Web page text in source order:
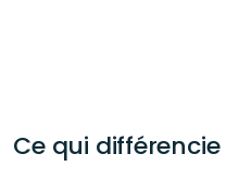
Ce qui